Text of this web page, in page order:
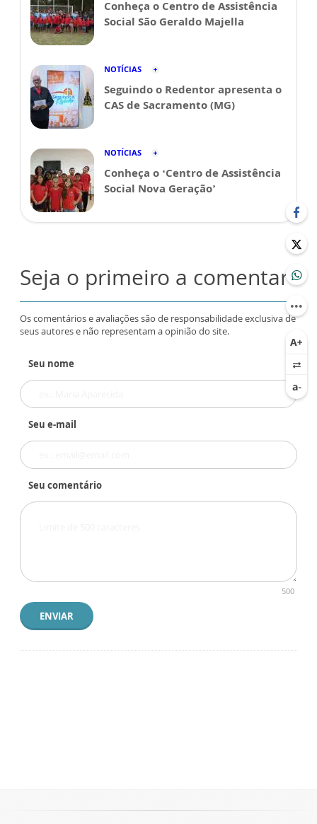
Conheça o Centro de Assistência
Social São Geraldo Majella
NOTÍCIAS
Seguindo o Redentor apresenta o
CAS de Sacramento (MG)
NOTÍCIAS
Conheça o ‘Centro de Assistência
Social Nova Geração’
Seja o primeiro a comentar
Os comentários e avaliações são de responsabilidade exclusiva de
seus autores e não representam a opinião do site.
Seu nome
Seu e-mail
Seu comentário
500
ENVIAR